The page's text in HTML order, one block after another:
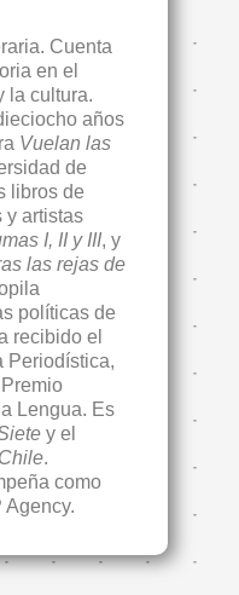
Cuenta
en el
la cultura.
años
Vuelan las
de
libros de
y artistas
I, II y III, y
las rejas de
políticas de
recibido el
Periodística,
Lengua. Es
y el
.
como
Agency.